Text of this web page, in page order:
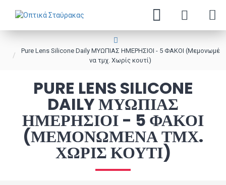
Pure Lens Silicone Daily ΜΥΩΠΙΑΣ ΗΜΕΡΗΣΙΟΙ - 5 ΦΑΚΟΙ (Μεμονωμέ
να τμχ. Χωρίς κουτί)
PURE LENS SILICONE
DAILY ΜΥΩΠΙΑΣ
ΗΜΕΡΗΣΙΟΙ - 5 ΦΑΚΟΙ
(ΜΕΜΟΝΩΜΈΝΑ ΤΜΧ.
ΧΩΡΊΣ ΚΟΥΤΊ)